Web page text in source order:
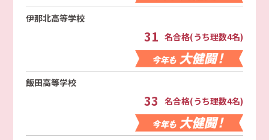
伊那北高等学校
31 名合格(うち理数4名)
飯田高等学校
33 名合格(うち理数4名)